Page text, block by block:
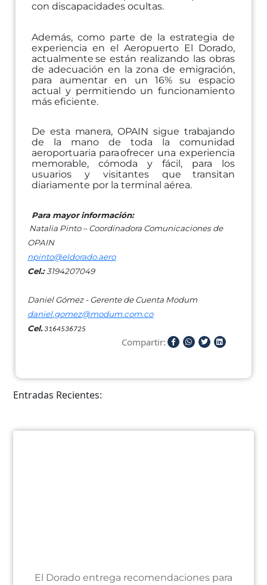
con discapacidades ocultas.
Además, como parte de la estrategia de
experiencia en el Aeropuerto El
Dorado,
actualmente se están realizando las obras
de adecuación en la zona de emigración,
para aumentar en un
16% su
espacio
actual
y permitiendo un funcionamiento
más eficiente.
De esta manera, OPAIN sigue trabajando
de
la mano de toda la
comunidad
aeroportuaria paraofrecer una experiencia
memorable,
cómoda y fácil, para
los
usuarios
y visitantes que
transitan
diariamente por la terminal aérea.
Para mayor información:
Natalia Pinto – Coordinadora Comunicaciones de
OPAIN
npinto@eldorado.aero
Cel.: 3194207049
Daniel Gómez - Gerente de Cuenta Modum
daniel.gomez@modum.com.co
Cel. 3164536725
Compartir:
Entradas Recientes:
El Dorado entrega recomendaciones para